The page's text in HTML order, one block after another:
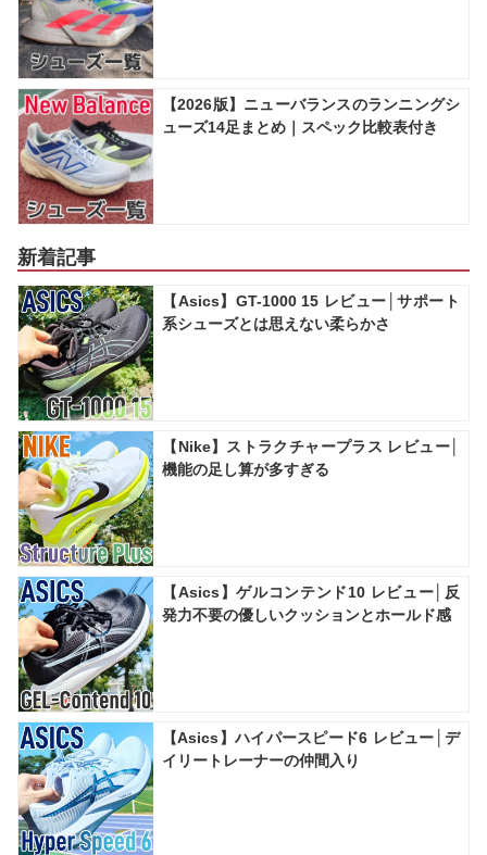
【2026版】ニューバランスのランニングシ
ューズ14足まとめ｜スペック比較表付き
新着記事
【Asics】GT-1000 15 レビュー│サポート
系シューズとは思えない柔らかさ
【Nike】ストラクチャープラス レビュー│
機能の足し算が多すぎる
【Asics】ゲルコンテンド10 レビュー│反
発力不要の優しいクッションとホールド感
【Asics】ハイパースピード6 レビュー│デ
イリートレーナーの仲間入り